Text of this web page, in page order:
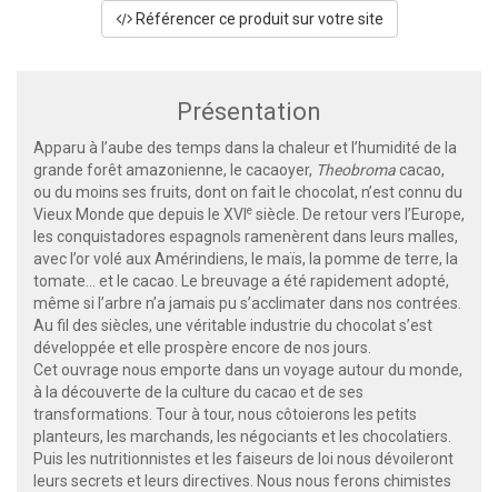
Référencer ce produit sur votre site
Présentation
Apparu à l’aube des temps dans la chaleur et l’humidité de la
grande forêt amazonienne, le cacaoyer, Theobromacacao,
ou du moins ses fruits, dont on fait le chocolat, n’est connu du
Vieux Monde que depuis le XVI e siècle. De retour vers l’Europe,
les conquistadores espagnols ramenèrent dans leurs malles,
avec l’or volé aux Amérindiens, le maïs, la pomme de terre, la
tomate… et le cacao. Le breuvage a été rapidement adopté,
même si l’arbre n’a jamais pu s’acclimater dans nos contrées.
Au fil des siècles, une véritable industrie du chocolat s’est
développée et elle prospère encore de nos jours.
Cet ouvrage nous emporte dans un voyage autour du monde,
à la découverte de la culture du cacao et de ses
transformations. Tour à tour, nous côtoierons les petits
planteurs, les marchands, les négociants et les chocolatiers.
Puis les nutritionnistes et les faiseurs de loi nous dévoileront
leurs secrets et leurs directives. Nous nous ferons chimistes